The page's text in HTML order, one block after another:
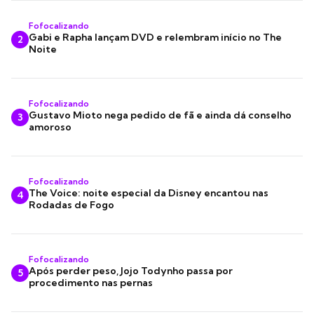
2
Fofocalizando
Gabi e Rapha lançam DVD e relembram início no The
Noite
3
Fofocalizando
Gustavo Mioto nega pedido de fã e ainda dá conselho
amoroso
4
Fofocalizando
The Voice: noite especial da Disney encantou nas
Rodadas de Fogo
5
Fofocalizando
Após perder peso, Jojo Todynho passa por
procedimento nas pernas